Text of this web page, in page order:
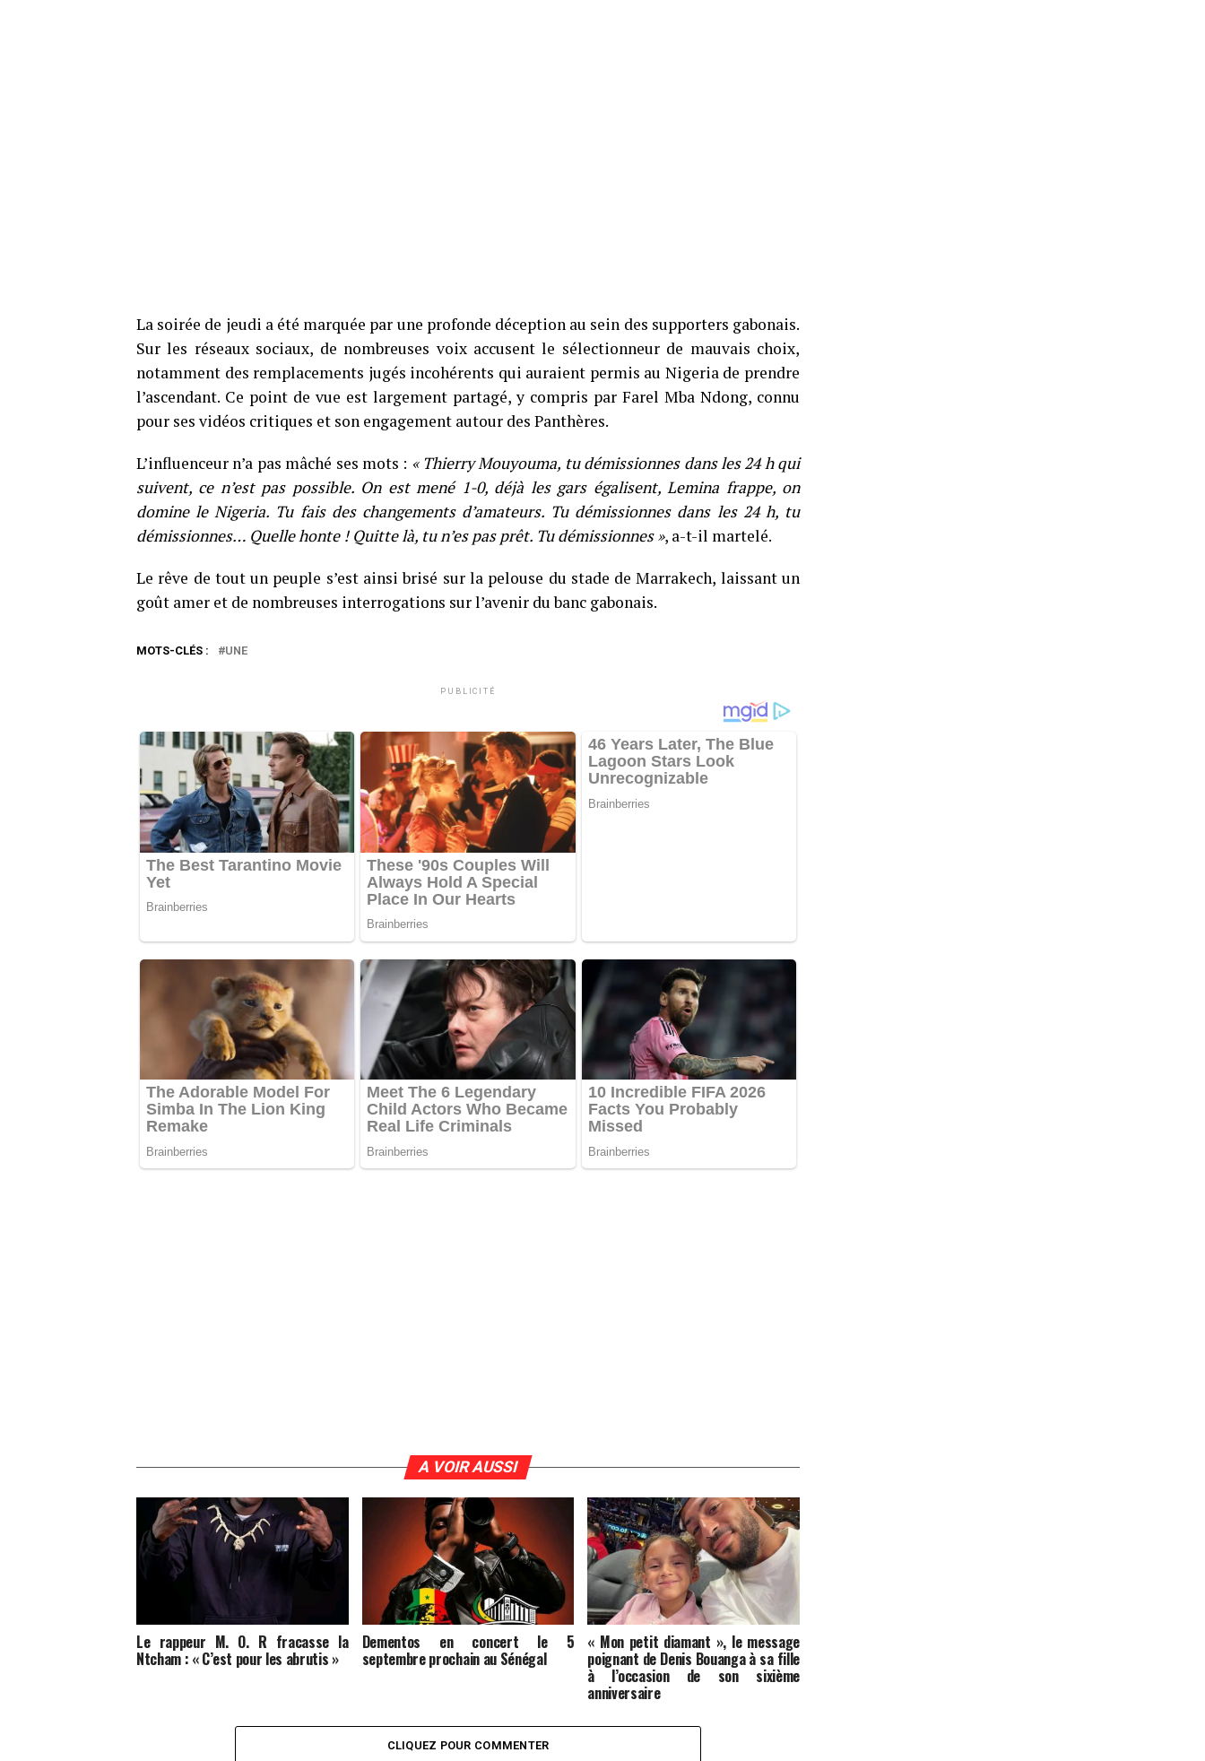
La soirée de jeudi a été marquée par une profonde déception au sein des supporters gabonais.
Sur les réseaux sociaux, de nombreuses voix accusent le sélectionneur de mauvais choix,
notamment des remplacements jugés incohérents qui auraient permis au Nigeria de prendre
l’ascendant. Ce point de vue est largement partagé, y compris par Farel Mba Ndong, connu
pour ses vidéos critiques et son engagement autour des Panthères.
L’influenceur n’a pas mâché ses mots : « Thierry Mouyouma, tu démissionnes dans les 24 h qui
suivent, ce n’est pas possible. On est mené 1-0, déjà les gars égalisent, Lemina frappe, on
domine le Nigeria. Tu fais des changements d’amateurs. Tu démissionnes dans les 24 h, tu
démissionnes… Quelle honte ! Quitte là, tu n’es pas prêt. Tu démissionnes », a-t-il martelé.
Le rêve de tout un peuple s’est ainsi brisé sur la pelouse du stade de Marrakech, laissant un
goût amer et de nombreuses interrogations sur l’avenir du banc gabonais.
MOTS-CLÉS : UNE
PUBLICITÉ
A VOIR AUSSI
Le rappeur M. O. R fracasse la
Ntcham : « C’est pour les abrutis »
Dementos en concert le 5
septembre prochain au Sénégal
« Mon petit diamant », le message
poignant de Denis Bouanga à sa fille
à l’occasion de son sixième
anniversaire
CLIQUEZ POUR COMMENTER